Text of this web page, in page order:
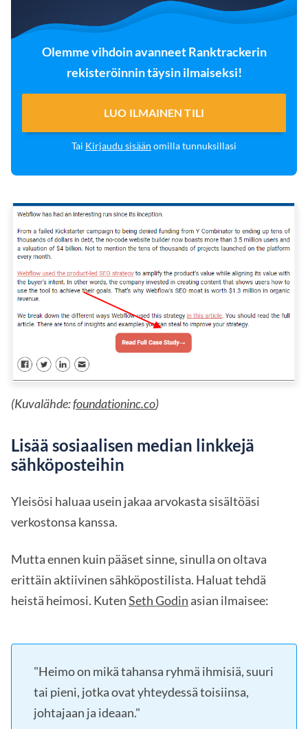
Olemme vihdoin avanneet Ranktrackerin
rekisteröinnin täysin ilmaiseksi!
LUO ILMAINEN TILI
Tai Kirjaudu sisään omilla tunnuksillasi
(Kuvalähde:foundationinc.co)
Lisää sosiaalisen median linkkejä
sähköposteihin
Yleisösi haluaa usein jakaa arvokasta sisältöäsi
verkostonsa kanssa.
Mutta ennen kuin pääset sinne, sinulla on oltava
erittäin aktiivinen sähköpostilista. Haluat tehdä
heistä heimosi. KutenSeth Godin asian ilmaisee:
"Heimo on mikä tahansa ryhmä ihmisiä, suuri
tai pieni, jotka ovat yhteydessä toisiinsa,
johtajaan ja ideaan."